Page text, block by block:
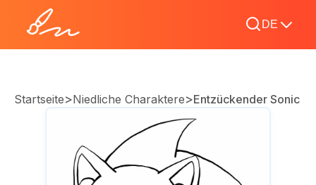
DE
Startseite>Niedliche Charaktere>Entzückender Sonic